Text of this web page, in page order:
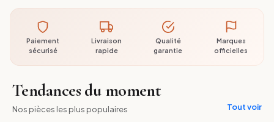
Paiement
sécurisé
Livraison
rapide
Qualité
garantie
Marques
officielles
Tendances du moment
Nos pièces les plus populaires Tout voir